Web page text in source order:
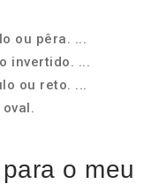
ou pêra. ...
invertido. ...
ou reto. ...
oval.
o meu